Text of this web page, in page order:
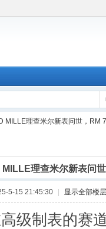
MILLE理查米尔新表问世，RM
理查米尔新表问
5-15 21:45:30 显示全部楼层
制表的赛道